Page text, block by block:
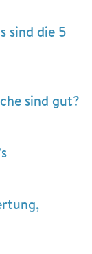
sind die 5
sind gut?